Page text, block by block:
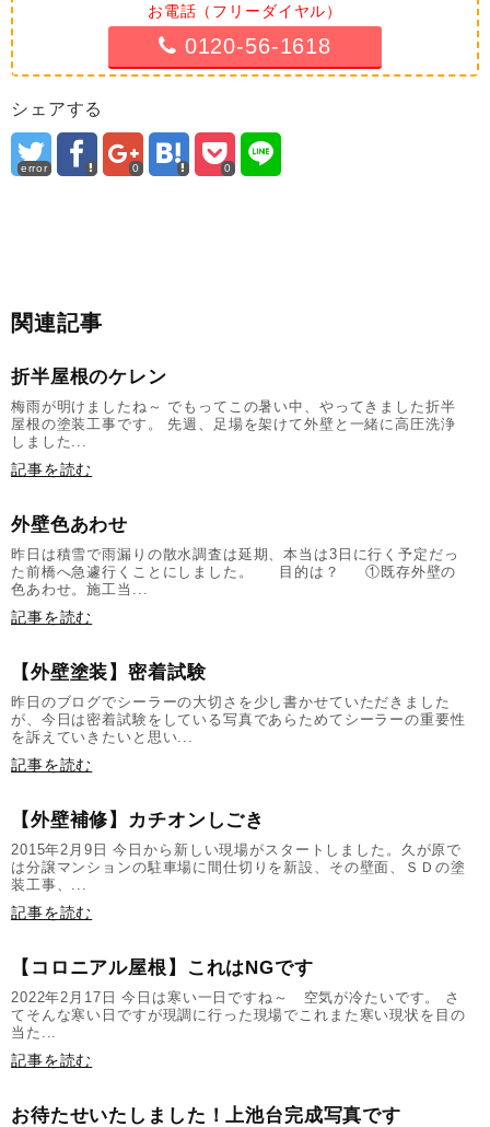
お電話（フリーダイヤル）
0120-56-1618
シェアする
error 0 0
関連記事
折半屋根のケレン
梅雨が明けましたね～ でもってこの暑い中、やってきました折半
屋根の塗装工事です。 先週、足場を架けて外壁と一緒に高圧洗浄
しました...
記事を読む
外壁色あわせ
昨日は積雪で雨漏りの散水調査は延期、本当は3日に行く予定だっ
た前橋へ急遽行くことにしました。 目的は？ ①既存外壁の
色あわせ。施工当...
記事を読む
【外壁塗装】密着試験
昨日のブログでシーラーの大切さを少し書かせていただきました
が、今日は密着試験をしている写真であらためてシーラーの重要性
を訴えていきたいと思い...
記事を読む
【外壁補修】カチオンしごき
2015年2月9日 今日から新しい現場がスタートしました。久が原で
は分譲マンションの駐車場に間仕切りを新設、その壁面、ＳＤの塗
装工事、...
記事を読む
【コロニアル屋根】これはNGです
2022年2月17日 今日は寒い一日ですね～ 空気が冷たいです。 さ
てそんな寒い日ですが現調に行った現場でこれまた寒い現状を目の
当た...
記事を読む
お待たせいたしました！上池台完成写真です